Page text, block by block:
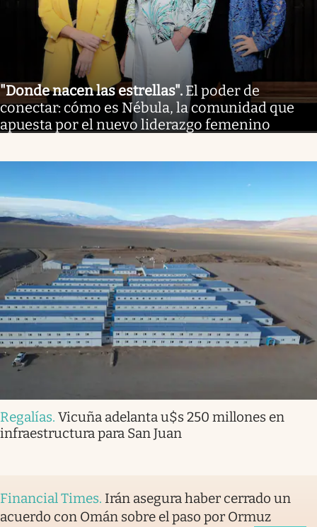
"Donde nacen las estrellas". El poder de
conectar: cómo es Nébula, la comunidad que
apuesta por el nuevo liderazgo femenino
Regalías. Vicuña adelanta u$s 250 millones en
infraestructura para San Juan
Financial Times. Irán asegura haber cerrado un
acuerdo con Omán sobre el paso por Ormuz